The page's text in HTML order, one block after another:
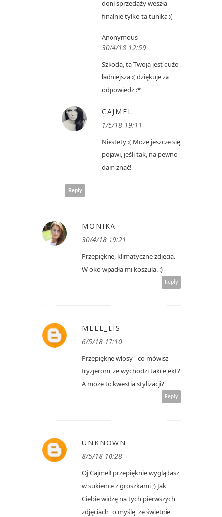
donl sprzedaży weszła
finalnie tylko ta tunika :(
Anonymous
30/4/18 12:59
Szkoda, ta Twoja jest dużo
ładniejsza :( dziękuje za
odpowiedz :*
CAJMEL
1/5/18 19:11
Niestety :( Może jeszcze się
pojawi, jeśli tak, na pewno
dam znać!
Reply
MONIKA
30/4/18 19:21
Przepiękne, klimatyczne zdjęcia.
W oko wpadła mi koszula. :)
Reply
MLLE_LIS
6/5/18 17:10
Przepiękne włosy - co mówisz
fryzjerom, że wychodzi taki efekt?
A może to kwestia stylizacji?
Reply
UNKNOWN
8/5/18 10:28
Oj Cajmel! przepięknie wyglądasz
w sukience z groszkami ;) Jak
Ciebie widzę na tych pierwszych
zdjęciach to myślę, że świetnie